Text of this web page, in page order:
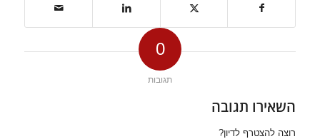
0
תגובות
השאירו תגובה
רוצה להצטרף לדיון?